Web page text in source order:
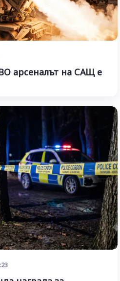
арсеналът на САЩ е